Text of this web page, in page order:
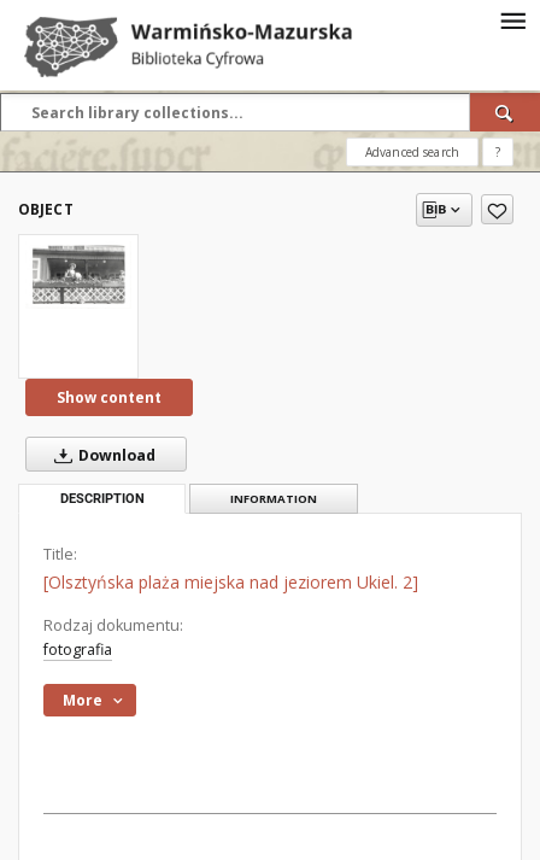
Advanced search ?
OBJECT
Show content
Download
DESCRIPTION INFORMATION
Title:
[Olsztyńska plaża miejska nad jeziorem Ukiel. 2]
Rodzaj dokumentu:
fotografia
More